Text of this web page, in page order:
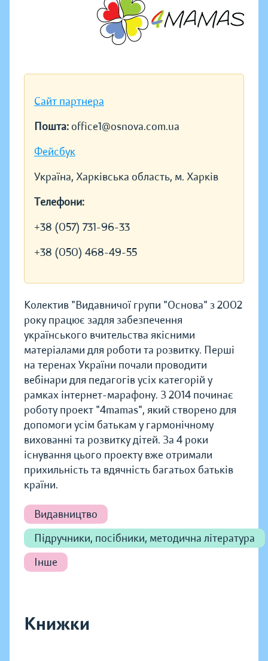
Сайт партнера
Пошта: office1@osnova.com.ua
Фейсбук
Україна, Харківська область, м. Харків
Телефони:
+38 (057) 731-96-33
+38 (050) 468-49-55
Колектив "Видавничої групи "Основа" з 2002
року працює задля забезпечення
українського вчительства якісними
матеріалами для роботи та розвитку. Перші
на теренах України почали проводити
вебінари для педагогів усіх категорій у
рамках інтернет-марафону. З 2014 починає
роботу проект "4mamas", який створено для
допомоги усім батькам у гармонічному
вихованні та розвитку дітей. За 4 роки
існування цього проекту вже отримали
прихильність та вдячність багатьох батьків
країни.
Видавництво
Підручники, посібники, методична література
Інше
Книжки